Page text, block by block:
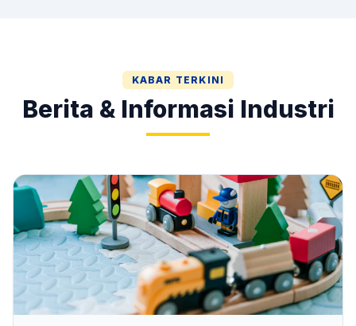
KABAR TERKINI
Berita & Informasi Industri